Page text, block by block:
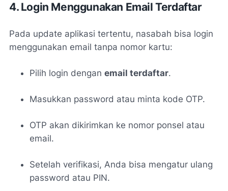
4. Login Menggunakan Email Terdaftar
Pada update aplikasi tertentu, nasabah bisa login
menggunakan email tanpa nomor kartu:
Pilih login dengan email terdaftar.
Masukkan password atau minta kode OTP.
OTP akan dikirimkan ke nomor ponsel atau
email.
Setelah verifikasi, Anda bisa mengatur ulang
password atau PIN.